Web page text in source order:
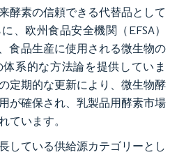
酵素の信頼できる代替品として
、欧州食品安全機関（EFSA）
食品生産に使用される微生物の
系的な方法論を提供していま
定期的な更新により、微生物酵
が確保され、乳製品用酵素市場
ています。
している供給源カテゴリーとし